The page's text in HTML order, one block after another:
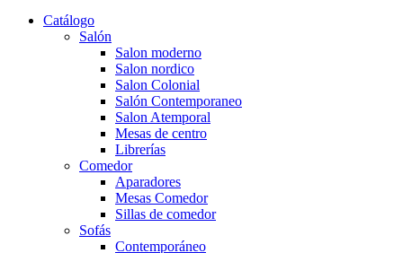
Catálogo
Salón
Salon moderno
Salon nordico
Salon Colonial
Salón Contemporaneo
Salon Atemporal
Mesas de centro
Librerías
Comedor
Aparadores
Mesas Comedor
Sillas de comedor
Sofás
Contemporáneo